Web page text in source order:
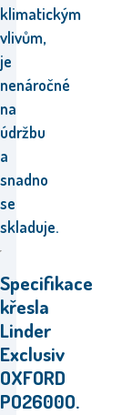
klimatickým
vlivům,
je
nenáročné
na
údržbu
a
snadno
se
skladuje.
Specifikace
křesla
Linder
Exclusiv
OXFORD
PO2600O.